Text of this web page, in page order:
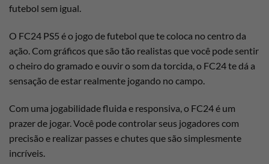
futebol sem igual.
O FC24 PS5 é o jogo de futebol que te coloca no centro da
ação. Com gráficos que são tão realistas que você pode sentir
o cheiro do gramado e ouvir o som da torcida, o FC24 te dá a
sensação de estar realmente jogando no campo.
Com uma jogabilidade fluida e responsiva, o FC24 é um
prazer de jogar. Você pode controlar seus jogadores com
precisão e realizar passes e chutes que são simplesmente
incríveis.